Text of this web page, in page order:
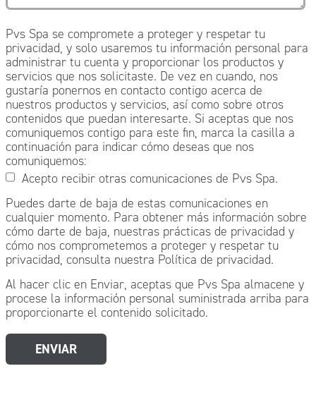
Pvs Spa se compromete a proteger y respetar tu
privacidad, y solo usaremos tu información personal para
administrar tu cuenta y proporcionar los productos y
servicios que nos solicitaste. De vez en cuando, nos
gustaría ponernos en contacto contigo acerca de
nuestros productos y servicios, así como sobre otros
contenidos que puedan interesarte. Si aceptas que nos
comuniquemos contigo para este fin, marca la casilla a
continuación para indicar cómo deseas que nos
comuniquemos:
Acepto recibir otras comunicaciones de Pvs Spa.
Puedes darte de baja de estas comunicaciones en
cualquier momento. Para obtener más información sobre
cómo darte de baja, nuestras prácticas de privacidad y
cómo nos comprometemos a proteger y respetar tu
privacidad, consulta nuestra Política de privacidad.
Al hacer clic en Enviar, aceptas que Pvs Spa almacene y
procese la información personal suministrada arriba para
proporcionarte el contenido solicitado.